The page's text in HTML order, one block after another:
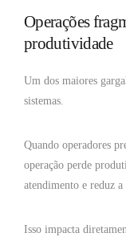
Operações
produtividade
Um dos maiores
sistemas.
Quando operadores
operação perde
atendimento e reduz a
Isso impacta